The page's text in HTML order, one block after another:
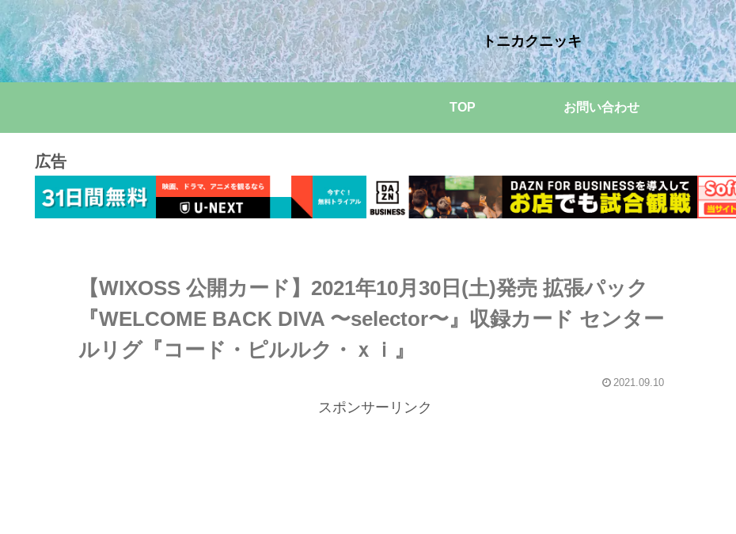
トニカクニッキ
TOP お問い合わせ
広告
【WIXOSS 公開カード】2021年10月30日(土)発売 拡張パック
『WELCOME BACK DIVA 〜selector〜』収録カード センター
ルリグ『コード・ピルルク・ｘｉ』
2021.09.10
スポンサーリンク